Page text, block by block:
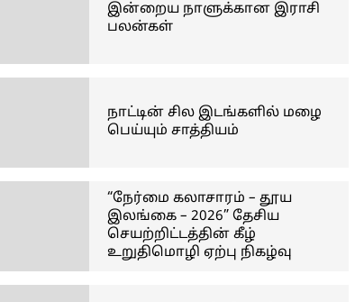
இன்றைய நாளுக்கான இராசி
பலன்கள்
நாட்டின் சில இடங்களில் மழை
பெய்யும் சாத்தியம்
“நேர்மை கலாசாரம் – தூய
இலங்கை – 2026” தேசிய
செயற்றிட்டத்தின் கீழ்
உறுதிமொழி ஏற்பு நிகழ்வு